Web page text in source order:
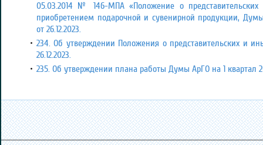
05.03.2014 № 146-МПА «Положение о представительских
приобретением подарочной и сувенирной продукции, Думы
от 26.12.2023.
234. Об утверждении Положения о представительских и
26.12.2023.
235. Об утверждении плана работы Думы АрГО на 1 квартал